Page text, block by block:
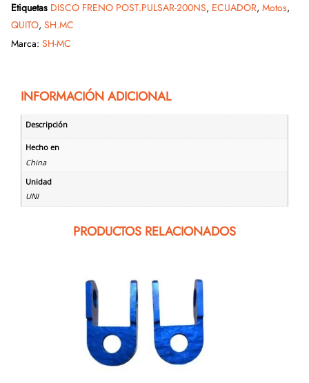
Etiquetas DISCO FRENO POST.PULSAR-200NS, ECUADOR, Motos,
QUITO, SH.MC
Marca: SH-MC
INFORMACIÓN ADICIONAL
Descripción
Hecho en
China
Unidad
UNI
PRODUCTOS RELACIONADOS